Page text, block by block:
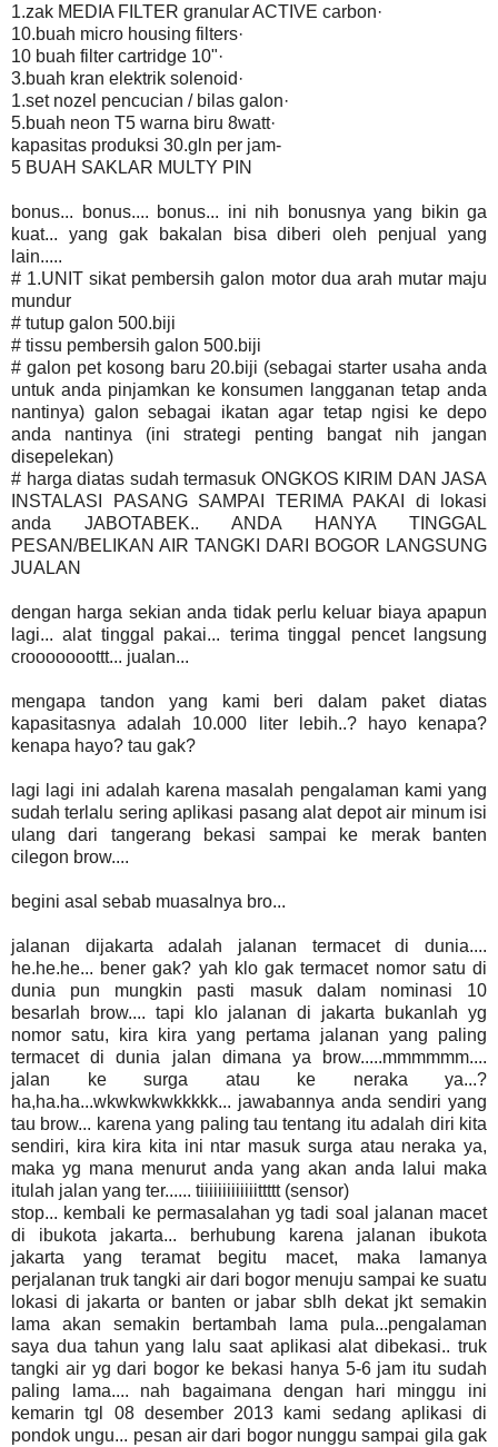
1.zak MEDIA FILTER granular ACTIVE carbon·
10.buah micro housing filters·
10 buah filter cartridge 10"·
3.buah kran elektrik solenoid·
1.set nozel pencucian / bilas galon·
5.buah neon T5 warna biru 8watt·
kapasitas produksi 30.gln per jam-
5 BUAH SAKLAR MULTY PIN
bonus... bonus.... bonus... ini nih bonusnya yang bikin ga
kuat... yang gak bakalan bisa diberi oleh penjual yang
lain.....
# 1.UNIT sikat pembersih galon motor dua arah mutar maju
mundur
# tutup galon 500.biji
# tissu pembersih galon 500.biji
# galon pet kosong baru 20.biji (sebagai starter usaha anda
untuk anda pinjamkan ke konsumen langganan tetap anda
nantinya) galon sebagai ikatan agar tetap ngisi ke depo
anda nantinya (ini strategi penting bangat nih jangan
disepelekan)
# harga diatas sudah termasuk ONGKOS KIRIM DAN JASA
INSTALASI PASANG SAMPAI TERIMA PAKAI di lokasi
anda JABOTABEK.. ANDA HANYA TINGGAL
PESAN/BELIKAN AIR TANGKI DARI BOGOR LANGSUNG
JUALAN
dengan harga sekian anda tidak perlu keluar biaya apapun
lagi... alat tinggal pakai... terima tinggal pencet langsung
crooooooottt... jualan...
mengapa tandon yang kami beri dalam paket diatas
kapasitasnya adalah 10.000 liter lebih..? hayo kenapa?
kenapa hayo? tau gak?
lagi lagi ini adalah karena masalah pengalaman kami yang
sudah terlalu sering aplikasi pasang alat depot air minum isi
ulang dari tangerang bekasi sampai ke merak banten
cilegon brow....
begini asal sebab muasalnya bro...
jalanan dijakarta adalah jalanan termacet di dunia....
he.he.he... bener gak? yah klo gak termacet nomor satu di
dunia pun mungkin pasti masuk dalam nominasi 10
besarlah brow.... tapi klo jalanan di jakarta bukanlah yg
nomor satu, kira kira yang pertama jalanan yang paling
termacet di dunia jalan dimana ya brow.....mmmmmm....
jalan ke surga atau ke neraka ya...?
ha,ha.ha...wkwkwkwkkkkk... jawabannya anda sendiri yang
tau brow... karena yang paling tau tentang itu adalah diri kita
sendiri, kira kira kita ini ntar masuk surga atau neraka ya,
maka yg mana menurut anda yang akan anda lalui maka
itulah jalan yang ter...... tiiiiiiiiiiiiittttt (sensor)
stop... kembali ke permasalahan yg tadi soal jalanan macet
di ibukota jakarta... berhubung karena jalanan ibukota
jakarta yang teramat begitu macet, maka lamanya
perjalanan truk tangki air dari bogor menuju sampai ke suatu
lokasi di jakarta or banten or jabar sblh dekat jkt semakin
lama akan semakin bertambah lama pula...pengalaman
saya dua tahun yang lalu saat aplikasi alat dibekasi.. truk
tangki air yg dari bogor ke bekasi hanya 5-6 jam itu sudah
paling lama.... nah bagaimana dengan hari minggu ini
kemarin tgl 08 desember 2013 kami sedang aplikasi di
pondok ungu... pesan air dari bogor nunggu sampai gila gak